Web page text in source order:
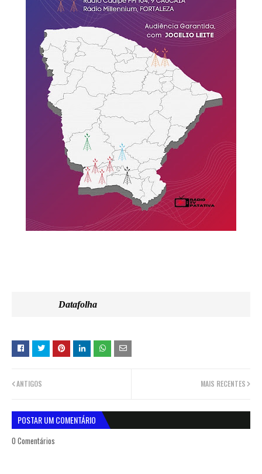
Datafolha
MAIS RECENTES
ANTIGOS
POSTAR UM COMENTÁRIO
0 Comentários